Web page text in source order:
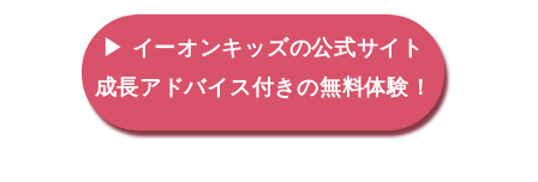
▶ イーオンキッズの公式サイト
成長アドバイス付きの無料体験！